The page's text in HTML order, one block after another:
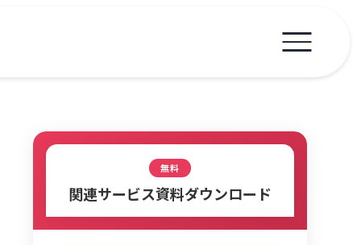
無料
関連サービス資料ダウンロード